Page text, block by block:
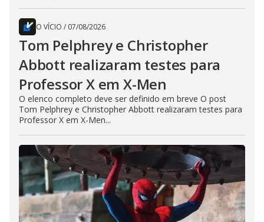
O VÍCIO / 07/08/2026
Tom Pelphrey e Christopher
Abbott realizaram testes para
Professor X em X-Men
O elenco completo deve ser definido em breve O post
Tom Pelphrey e Christopher Abbott realizaram testes para
Professor X em X-Men...